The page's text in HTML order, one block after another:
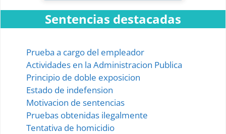
Sentencias destacadas
Prueba a cargo del empleador
Actividades en la Administracion Publica
Principio de doble exposicion
Estado de indefension
Motivacion de sentencias
Pruebas obtenidas ilegalmente
Tentativa de homicidio